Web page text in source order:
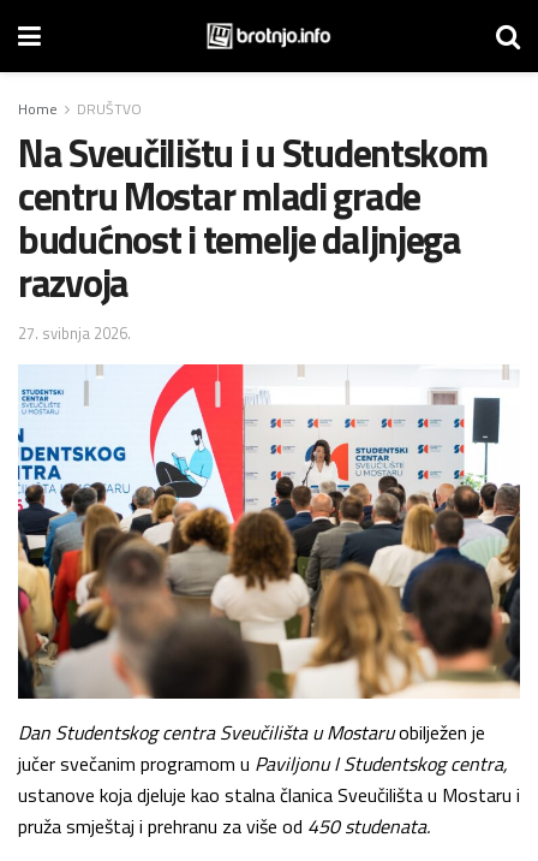
Home DRUŠTVO
Na Sveučilištu i u Studentskom
centru Mostar mladi grade
budućnost i temelje daljnjega
razvoja
27. svibnja 2026.
Dan Studentskog centra Sveučilišta u Mostaruobilježen je
jučer svečanim programom u Paviljonu I Studentskog centra,
ustanove koja djeluje kao stalna članica Sveučilišta u Mostaru i
pruža smještaj i prehranu za više od 450 studenata.